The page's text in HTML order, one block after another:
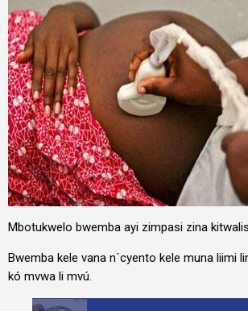
Mbotukwelo bwemba ayi zimpasi zina
Bwemba kele vana n´cyento kele muna liimi
kó mvwa li mvú.